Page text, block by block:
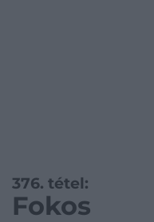
376. tétel:
Fokos